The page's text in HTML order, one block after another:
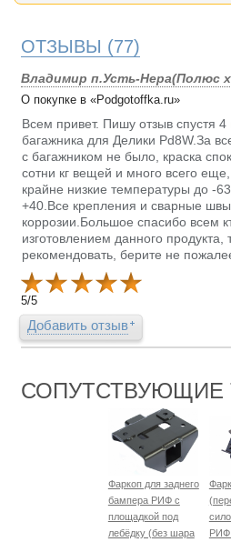
ОТЗЫВЫ (77)
Владимир п.Усть-Нера(Полюс
О покупке в «Podgotoffka.ru»
Всем привет. Пишу отзыв спустя 4
багажника для Делики Pd8W.За
с багажником не было, краска
сотни кг вещей и много всего
крайне низкие температуры до -
+40.Все крепления и сварные
коррозии.Большое спасибо всем
изготовлением данного продукта,
рекомендовать, берите не
5/5
Добавить отзыв
СОПУТСТВУЮЩИЕ
Фаркоп для заднего
бампера РИФ с
площадкой под
лебёдку (без шара
РИФ